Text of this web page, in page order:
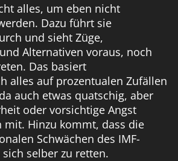
alles, um eben nicht
Dazu führt sie
und sieht Züge,
Alternativen voraus, noch
Das basiert
alles auf prozentualen Zufällen
auch etwas quatschig, aber
oder vorsichtige Angst
mit. Hinzu kommt, dass die
Schwächen des IMF-
selber zu retten.